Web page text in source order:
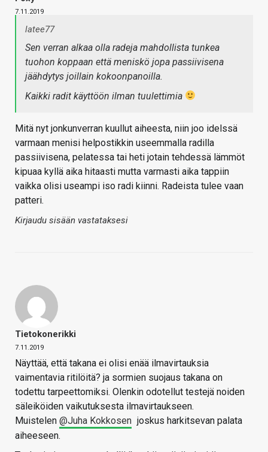
7.11.2019
latee77
Sen verran alkaa olla radeja mahdollista tunkea
tuohon koppaan että meniskö jopa passiivisena
jäähdytys joillain kokoonpanoilla.
Kaikki radit käyttöön ilman tuulettimia
Mitä nyt jonkunverran kuullut aiheesta, niin joo idelssä
varmaan menisi helpostikkin useemmalla radilla
passiivisena, pelatessa tai heti jotain tehdessä lämmöt
kipuaa kyllä aika hitaasti mutta varmasti aika tappiin
vaikka olisi useampi iso radi kiinni. Radeista tulee vaan
patteri.
Kirjaudu sisään vastataksesi
Tietokonerikki
7.11.2019
Näyttää, että takana ei olisi enää ilmavirtauksia
vaimentavia ritilöitä? ja sormien suojaus takana on
todettu tarpeettomiksi. Olenkin odotellut testejä noiden
säleiköiden vaikutuksesta ilmavirtaukseen.
Muistelen @Juha Kokkosen joskus harkitsevan palata
aiheeseen.